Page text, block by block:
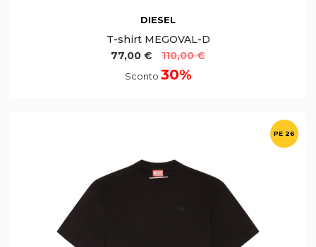
DIESEL
T-shirt MEGOVAL-D
77,00 €
110,00 €
Sconto 30%
PE 26